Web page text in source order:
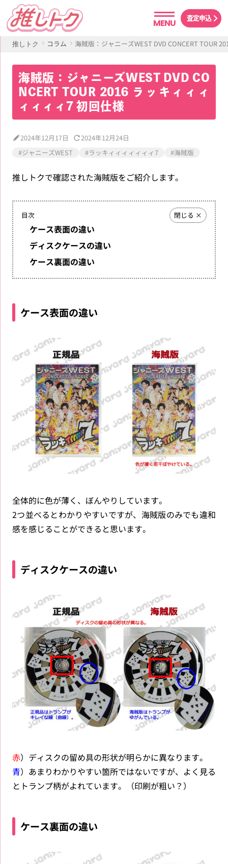
MENU
査定申込
推しトク コラム 海賊版：ジャニーズWEST DVD CONCERT TOUR
海賊版：ジャニーズWEST DVD CO
NCERT TOUR 2016 ラッキィィィ
ィィィィ7 初回仕様
2024年12月17日
2024年12月24日
#ジャニーズWEST
#ラッキィィィィィィィ7 #海賊版
推しトクで確認された海賊版をご紹介します。
目次
ケース表面の違い
ディスクケースの違い
ケース裏面の違い
ケース表面の違い
全体的に色が薄く、ぼんやりしています。
2つ並べるとわかりやすいですが、海賊版のみでも違和
感を感じることができると思います。
ディスクケースの違い
赤）ディスクの留め具の形状が明らかに異なります。
青）あまりわかりやすい箇所ではないですが、よく見る
とトランプ柄がよれています。（印刷が粗い？）
ケース裏面の違い